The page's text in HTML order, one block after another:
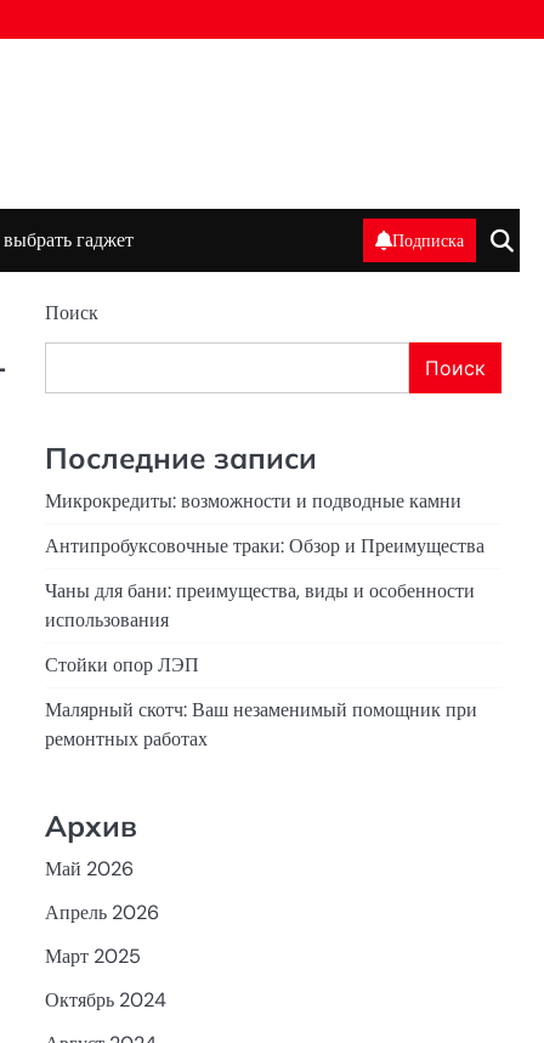
гаджет Подписка
Поиск
Поиск
Последние записи
Микрокредиты: возможности и подводные камни
Антипробуксовочные траки: Обзор и Преимущества
Чаны для бани: преимущества, виды и особенности
использования
Стойки опор ЛЭП
Малярный скотч: Ваш незаменимый помощник при
ремонтных работах
Архив
Май 2026
Апрель 2026
Март 2025
Октябрь 2024